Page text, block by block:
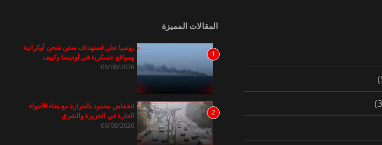
المقالات المميزة
1
روسيا تعلن استهداف سفن شحن أوكرانية
ومواقع عسكرية في أوديسا وكييف
06/08/2026
2
انخفاض محدود بالحرارة مع بقاء الأجواء
الحارة في الجزيرة والشرق
06/08/2026